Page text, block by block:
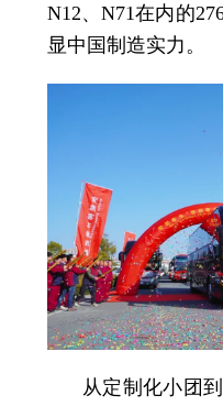
N12、N71在内的
显中国制造实力。
从定制化小团到